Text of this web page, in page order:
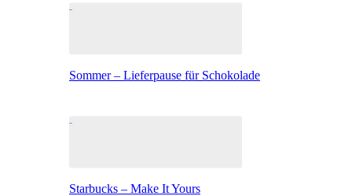
Sommer – Lieferpause für Schokolade
Starbucks – Make It Yours